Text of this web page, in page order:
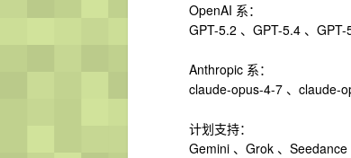
OpenAI 系：
GPT-5.2 、GPT-5.4 、
Anthropic 系：
claude-opus-4-7 、claude-
计划支持：
Gemini 、Grok 、Seedance